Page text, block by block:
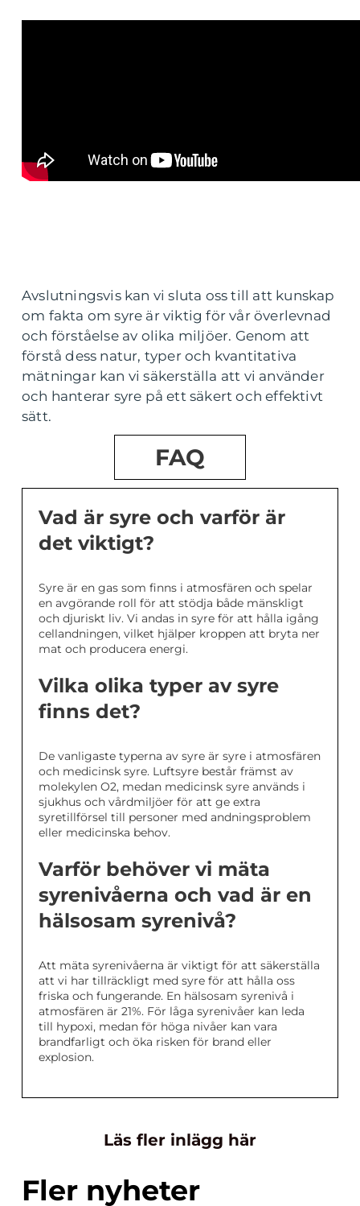
Avslutningsvis kan vi sluta oss till att kunskap
om fakta om syre är viktig för vår överlevnad
och förståelse av olika miljöer. Genom att
förstå dess natur, typer och kvantitativa
mätningar kan vi säkerställa att vi använder
och hanterar syre på ett säkert och effektivt
sätt.
FAQ
Vad är syre och varför är
det viktigt?
Syre är en gas som finns i atmosfären och spelar
en avgörande roll för att stödja både mänskligt
och djuriskt liv. Vi andas in syre för att hålla igång
cellandningen, vilket hjälper kroppen att bryta ner
mat och producera energi.
Vilka olika typer av syre
finns det?
De vanligaste typerna av syre är syre i atmosfären
och medicinsk syre. Luftsyre består främst av
molekylen O2, medan medicinsk syre används i
sjukhus och vårdmiljöer för att ge extra
syretillförsel till personer med andningsproblem
eller medicinska behov.
Varför behöver vi mäta
syrenivåerna och vad är en
hälsosam syrenivå?
Att mäta syrenivåerna är viktigt för att säkerställa
att vi har tillräckligt med syre för att hålla oss
friska och fungerande. En hälsosam syrenivå i
atmosfären är 21%. För låga syrenivåer kan leda
till hypoxi, medan för höga nivåer kan vara
brandfarligt och öka risken för brand eller
explosion.
Läs fler inlägg här
Fler nyheter